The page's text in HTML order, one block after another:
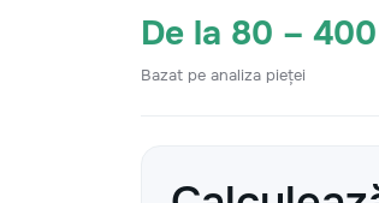
De la 80 –
Bazat pe analiza pieței